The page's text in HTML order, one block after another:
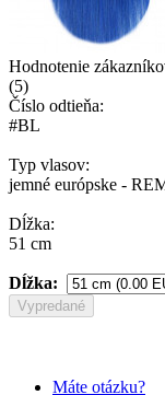
Hodnotenie
(5)
Číslo odtieňa:
#BL
Typ vlasov:
jemné európske -
Dĺžka:
51 cm
Dĺžka:
Vypredané
Máte otázku?